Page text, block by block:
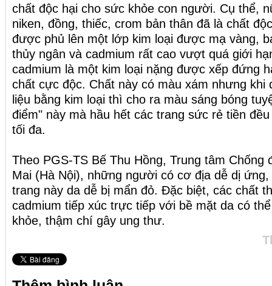
chất độc hại cho sức khỏe con người. Cụ thể,
niken, đồng, thiếc, crom bản thân đã là chất
được phủ lên một lớp kim loại được mạ vàng,
thủy ngân và cadmium rất cao vượt quá giới
cadmium là một kim loại nặng được xếp đứng
chất cực độc. Chất này có màu xám nhưng khi
liệu bằng kim loại thì cho ra màu sáng bóng
điểm" này mà hầu hết các trang sức rẻ tiền
tối đa.
Theo PGS-TS Bế Thu Hồng, Trung tâm Chống
Mai (Hà Nội), những người có cơ địa dễ dị
trang này da dễ bị mẩn đỏ. Đặc biệt, các chất
cadmium tiếp xúc trực tiếp với bề mặt da có
khỏe, thậm chí gây ung thư.